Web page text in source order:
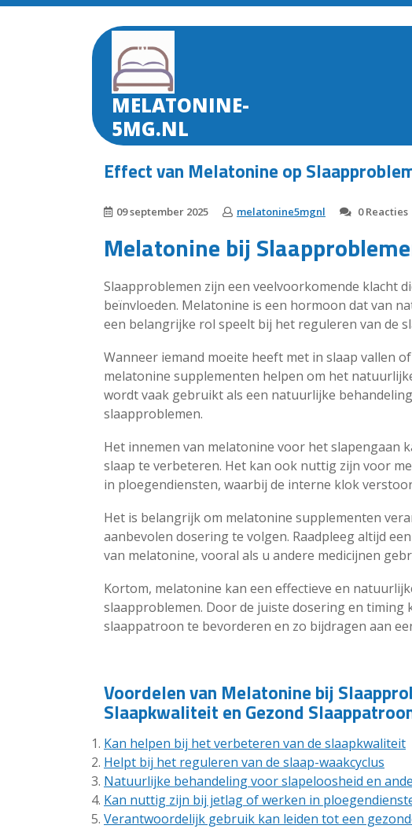
Skip
MELATONINE-
5MG.NL
Effect van Melatonine op
09 september 2025 melatonine5mgnl 0 Reacties
Melatonine bij
Slaapproblemen zijn een veelvoorkomende klacht
beïnvloeden. Melatonine is een hormoon dat van
een belangrijke rol speelt bij het reguleren van de
Wanneer iemand moeite heeft met in slaap vallen
melatonine supplementen helpen om het
wordt vaak gebruikt als een natuurlijke
slaapproblemen.
Het innemen van melatonine voor het slapengaan
slaap te verbeteren. Het kan ook nuttig zijn voor
in ploegendiensten, waarbij de interne klok
Het is belangrijk om melatonine supplementen
aanbevolen dosering te volgen. Raadpleeg altijd
van melatonine, vooral als u andere medicijnen
Kortom, melatonine kan een effectieve en
slaapproblemen. Door de juiste dosering en timing
slaappatroon te bevorderen en zo bijdragen aan
Voordelen van Melatonine bij
Slaapkwaliteit en Gezond
Kan helpen bij het verbeteren van de slaapkwaliteit
Helpt bij het reguleren van de slaap-waakcyclus
Natuurlijke behandeling voor slapeloosheid en
Kan nuttig zijn bij jetlag of werken in
Verantwoordelijk gebruik kan leiden tot een